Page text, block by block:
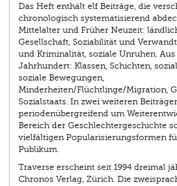
Das Heft enthält elf Beiträge, die
chronologisch systematisierend
Mittelalter und Früher Neuzeit:
Gesellschaft, Soziabilität und
und Kriminalität, soziale Unruhen. Aus
Jahrhundert: Klassen, Schichten,
soziale Bewegungen,
Minderheiten/Flüchtlinge/Migration,
Sozialstaats. In zwei weiteren
periodenübergreifend um
Bereich der Geschlechtergeschichte
vielfältigen Popularisierungsformen
Publikum.
Traverse erscheint seit 1994 dreimal
Chronos Verlag, Zürich. Die